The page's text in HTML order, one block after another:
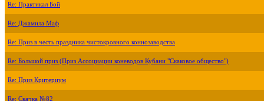
Re: Практикал Бой
Re: Джамила Маф
Re: Приз в честь праздника чистокровного коннозаводства
Re: Большой приз (Приз Ассоциации коневодов Кубани "Скаковое общество")
Re: Приз Критериум
Re: Скачка №82